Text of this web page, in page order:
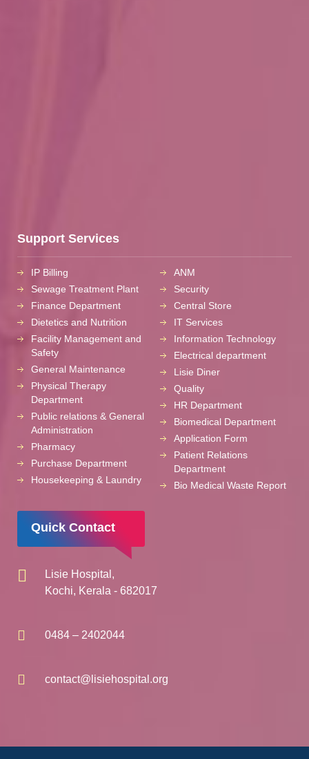
Support Services
IP Billing
Sewage Treatment Plant
Finance Department
Dietetics and Nutrition
Facility Management and
Safety
General Maintenance
Physical Therapy
Department
Public relations & General
Administration
Pharmacy
Purchase Department
Housekeeping & Laundry
ANM
Security
Central Store
IT Services
Information Technology
Electrical department
Lisie Diner
Quality
HR Department
Biomedical Department
Application Form
Patient Relations
Department
Bio Medical Waste Report
Quick Contact
Lisie Hospital,
Kochi, Kerala - 682017
0484 – 2402044
contact@lisiehospital.org